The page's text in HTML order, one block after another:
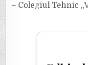
– Colegiul Tehnic